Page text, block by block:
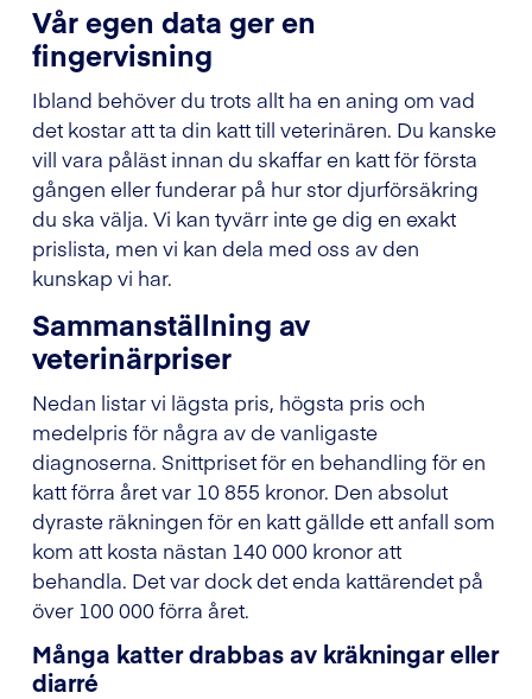
Vår egen data ger en
fingervisning
Ibland behöver du trots allt ha en aning om vad
det kostar att ta din katt till veterinären. Du kanske
vill vara påläst innan du skaffar en katt för första
gången eller funderar på hur stor djurförsäkring
du ska välja. Vi kan tyvärr inte ge dig en exakt
prislista, men vi kan dela med oss av den
kunskap vi har.
Sammanställning av
veterinärpriser
Nedan listar vi lägsta pris, högsta pris och
medelpris för några av de vanligaste
diagnoserna. Snittpriset för en behandling för en
katt förra året var 10 855 kronor. Den absolut
dyraste räkningen för en katt gällde ett anfall som
kom att kosta nästan 140 000 kronor att
behandla. Det var dock det enda kattärendet på
över 100 000 förra året.
Många katter drabbas av kräkningar eller
diarré